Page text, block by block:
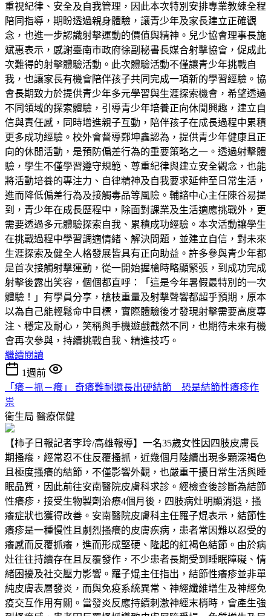
重視紀律、安全及自我管理，因此本次特別安排專業教練全程
陪同指導，期盼透過親身體驗，讓青少年及家長建立正確觀
念，也進一步認識射擊運動的價值與精神。兒少協會理事長施
斌惠表示，感謝臺南市政府徐副秘書長媒合射擊協會，促成此
次難得的射擊體驗活動。此次體驗活動不僅讓青少年挑戰自
我，也讓家長有機會陪伴孩子共同完成一項新的學習經驗。協
會長期致力於提供青少年多元學習與生涯探索機會，希望透過
不同領域的探索體驗，引導青少年培養正向休閒興趣，建立自
信與責任感，同時增進親子互動，陪伴孩子在成長過程中累積
更多成功經驗。校外會督導鄭坤鑫認為，提供青少年健康且正
向的休閒活動，是預防偏差行為的重要策略之一。透過射擊體
驗，學生不僅學習遵守規範、尊重紀律與建立安全觀念，也能
將活動培養的專注力、自律精神及自我要求延伸至日常生活，
進而降低偏差行為及接觸毒品等風險。輔諮中心主任陳谷易提
到，青少年在成長歷程中，除面對課業及生活適應挑戰外，更
需要透過多元體驗探索自我、累積成功經驗。本次活動讓學生
在挑戰過程中學習調適情緒、解決問題，並建立自信，對未來
生涯探索及健全人格發展皆具有正向助益。許多參與青少年都
是首次接觸射擊運動，從一開始握槍時略顯緊張，到成功完成
射擊後露出笑容，個個都直呼：「這是今年暑假最特別的一次
體驗！」有學員分享，槍枝重量及射擊聲響都超乎預期，原本
以為自己能輕鬆命中目標，實際體驗後才發現射擊需要高度專
注、穩定及耐心，笑稱與手機遊戲截然不同，也期待未來有機
會再次參與，持續挑戰自我、精進技巧。
繼續閱讀
1週前
「癢－抓－癢」 奇癢難耐還長出硬結節 恐是結節性癢疹作
祟
衛生局 醫療保健
【柿子日報記者李玲/高雄報導】一名35歲女性因四肢皮膚長
期搔癢，經常忍不住反覆搔抓，近幾個月陸續出現多顆深褐色
且極度搔癢的結節，不僅影響外觀，也嚴重干擾日常生活與睡
眠品質，因此前往安南醫院皮膚科求診。經檢查後診斷為結節
性癢疹，接受生物製劑治療4個月後，四肢病灶明顯消退，搔
癢症狀也獲得改善。安南醫院皮膚科主任羅子焜表示，結節性
癢疹是一種慢性且劇烈搔癢的皮膚疾病，患者常因難以忍受的
癢感而反覆抓癢，進而形成堅硬、隆起的紅褐色結節。由於病
灶往往持續存在且反覆發作，不少患者長期受到睡眠障礙、情
緒困擾及社交壓力影響。羅子焜主任指出，結節性癢疹並非單
純皮膚表層發炎，而與免疫系統異常、神經纖維增生及神經免
疫交互作用有關。當發炎反應持續刺激神經末梢時，會產生強